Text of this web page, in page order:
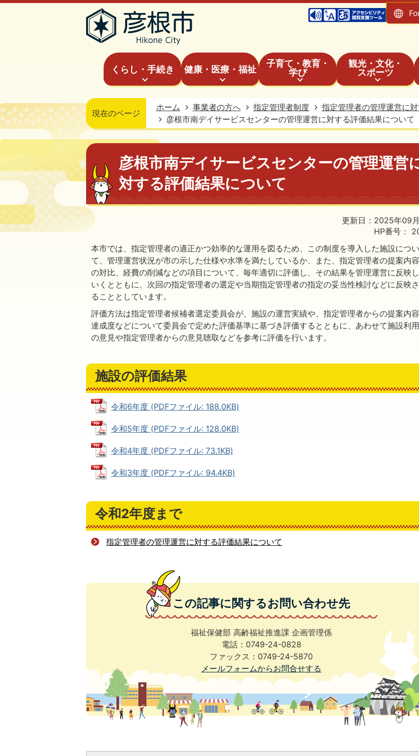
くらし・手続き 健康・医療・福祉
子育て・教育・
学び
観光・文化・
スポーツ
現在のページ
ホーム 事業者の方へ 指定管理者制度
指定管理者の管理運営に
彦根市南デイサービスセンターの管理運営に対する評価結果について
彦根市南デイサービスセンターの管理運営
対する評価結果について
更新日：2025年09
HP番号：
本市では、指定管理者の適正かつ効率的な運用を図るため、この制度を導入した施設につい
て、管理運営状況が市の示した仕様や水準を満たしているか、また、指定管理者の提案内
の対比、経費の削減などの項目について、毎年適切に評価し、その結果を管理運営に反映
いくとともに、次回の指定管理者の選定や当期指定管理者の指定の妥当性検討などに反映
ることとしています。
評価方法は指定管理者候補者選定委員会が、施設の運営実績や、指定管理者からの提案内
達成度などについて委員会で定めた評価基準に基づき評価するとともに、あわせて施設利
の意見や指定管理者からの意見聴取などを参考に評価を行います。
施設の評価結果
令和6年度 (PDFファイル: 188.0KB)
令和5年度 (PDFファイル: 128.0KB)
令和4年度 (PDFファイル: 73.1KB)
令和3年度 (PDFファイル: 94.4KB)
令和2年度まで
指定管理者の管理運営に対する評価結果について
この記事に関するお問い合わせ先
福祉保健部 高齢福祉推進課 企画管理係
電話：0749-24-0828
ファックス：0749-24-5870
メールフォームからお問合せする